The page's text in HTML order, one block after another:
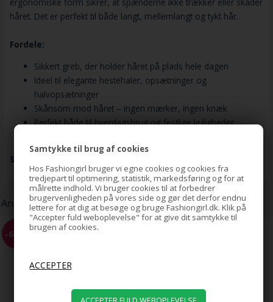
Samtykke til brug af cookies
Hos Fashiongirl bruger vi egne cookies og cookies fra
tredjepart til optimering, statistik, markedsføring og for at
målrette indhold. Vi bruger cookies til at forbedrer
brugervenligheden på vores side og gør det derfor endnu
lettere for at dig at besøge og bruge Fashiongirl.dk. Klik på
"Accepter fuld weboplevelse" for at give dit samtykke til
brugen af cookies.
håret. Det er perfekt til både langt, mellemlangt og tykt hår.
Fordele:
Sikkert greb, der holder håret på plads hele dagen
Ideel til elegante hestehaler, opsætninger og
halvopsætninger
Skånsom mod håret – ingen mærker, ingen knæk
Perfekt både til hverdagsbrug og festlige lejligheder
Størrelse:
Andre kunder har også købt:
-68%
19,00DKK